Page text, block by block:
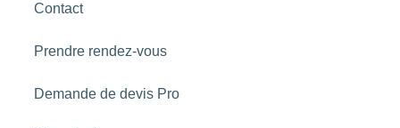
Contact
Prendre rendez-vous
Demande de devis Pro